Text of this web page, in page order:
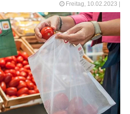
Freitag, 10.02.2023